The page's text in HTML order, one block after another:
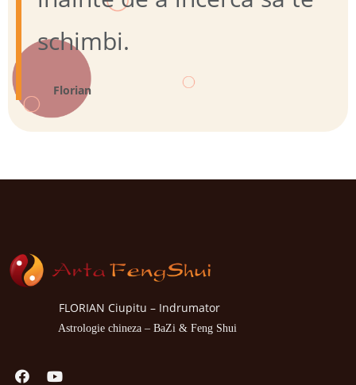
schimbi.
Florian
FLORIAN Ciupitu – Indrumator
Astrologie chineza – BaZi & Feng Shui